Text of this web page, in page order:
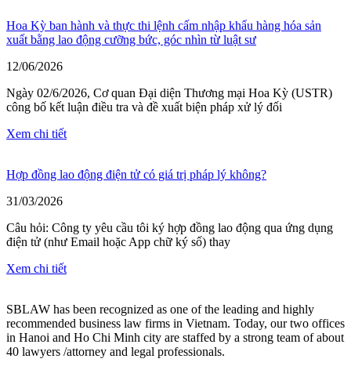
Hoa Kỳ ban hành và thực thi lệnh cấm nhập khẩu hàng hóa sản
xuất bằng lao động cưỡng bức, góc nhìn từ luật sư
12/06/2026
Ngày 02/6/2026, Cơ quan Đại diện Thương mại Hoa Kỳ (USTR)
công bố kết luận điều tra và đề xuất biện pháp xử lý đối
Xem chi tiết
Hợp đồng lao động điện tử có giá trị pháp lý không?
31/03/2026
Câu hỏi: Công ty yêu cầu tôi ký hợp đồng lao động qua ứng dụng
điện tử (như Email hoặc App chữ ký số) thay
Xem chi tiết
SBLAW has been recognized as one of the leading and highly
recommended business law firms in Vietnam. Today, our two offices
in Hanoi and Ho Chi Minh city are staffed by a strong team of about
40 lawyers /attorney and legal professionals.